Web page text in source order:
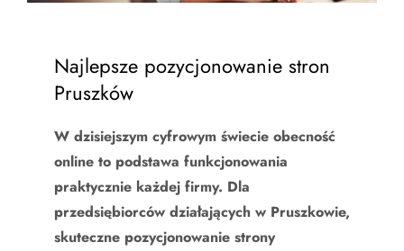
Najlepsze pozycjonowanie stron
Pruszków
W dzisiejszym cyfrowym świecie obecność
online to podstawa funkcjonowania
praktycznie każdej firmy. Dla
przedsiębiorców działających w Pruszkowie,
skuteczne pozycjonowanie strony